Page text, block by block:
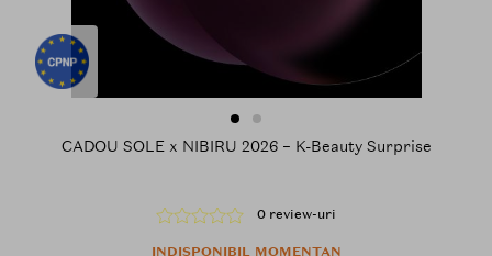
CADOU SOLE x NIBIRU 2026 – K-Beauty Surprise
0 review-uri
INDISPONIBIL MOMENTAN